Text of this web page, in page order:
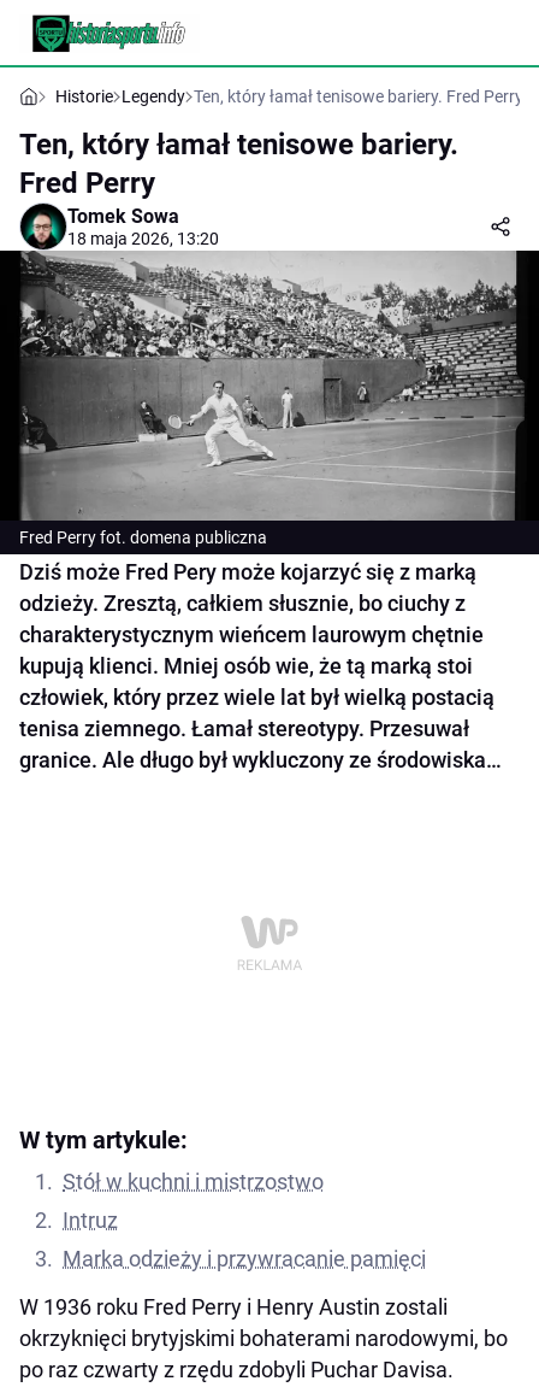
Historie Legendy Ten, który łamał tenisowe bariery. Fred Perry
Ten, który łamał tenisowe bariery.
Fred Perry
Tomek Sowa
18 maja 2026, 13:20
Fred Perry fot. domena publiczna
Dziś może Fred Pery może kojarzyć się z marką
odzieży. Zresztą, całkiem słusznie, bo ciuchy z
charakterystycznym wieńcem laurowym chętnie
kupują klienci. Mniej osób wie, że tą marką stoi
człowiek, który przez wiele lat był wielką postacią
tenisa ziemnego. Łamał stereotypy. Przesuwał
granice. Ale długo był wykluczony ze środowiska…
W tym artykule:
Stół w kuchni i mistrzostwo
Intruz
Marka odzieży i przywracanie pamięci
W 1936 roku Fred Perry i Henry Austin zostali
okrzyknięci brytyjskimi bohaterami narodowymi, bo
po raz czwarty z rzędu zdobyli Puchar Davisa.